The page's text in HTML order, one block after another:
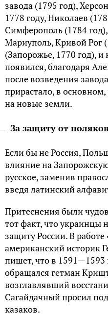
завода (1795 год),
1778 году, Николаев
Симферополь (1784
Мариуполь, Кривой Рог
(Запорожье, 1770 год),
появился, благодаря
после возведения
прирастало, в
на новые земли.
За защиту от поляков
Если бы не Россия,
влияние на
русское, заменив
введя латинский
Притеснения были
тот факт, что украинцы
защиту России. В
американский историк
пишет, что в
обращался гетман
возглавлявший
Сагайдачный просил
казаков.